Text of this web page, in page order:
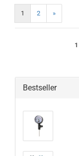
1 2 »
1
Bestseller